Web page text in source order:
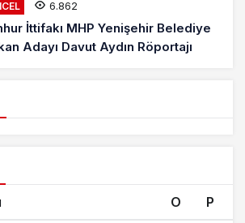
6.862
İttifakı MHP Yenişehir Belediye
Adayı Davut Aydın Röportajı
O P